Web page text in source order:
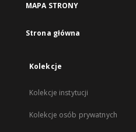
MAPA STRONY
Strona główna
Kolekcje
Kolekcje instytucji
Kolekcje osób prywatnych